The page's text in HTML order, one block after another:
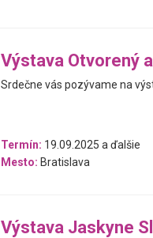
Výstava Otvorený
Srdečne vás pozývame na
Termín: 19.09.2025 a ďalšie
Mesto: Bratislava
Výstava Jaskyne